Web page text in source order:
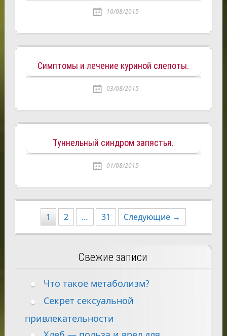
10/08/2015
Симптомы и лечение куриной слепоты.
03/08/2015
Туннельный синдром запястья.
01/08/2015
Навигация
записям
1 2 … 31 Следующие →
Свежие записи
Что такое метаболизм?
Секрет сексуальной
привлекательности